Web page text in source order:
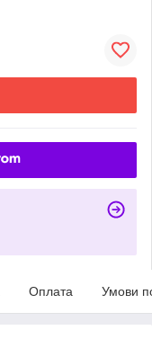
Оплата Умови